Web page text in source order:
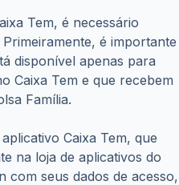
Tem, é necessário
é importante
disponível apenas para
Caixa Tem e que recebem
Família.
Caixa Tem, que
na loja de aplicativos do
com seus dados de acesso,